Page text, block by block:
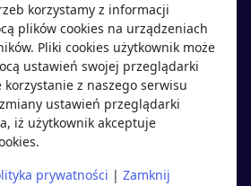
Pracodawcy
Regulamin pracodawcy
Dodaj ogłoszenie
korzystamy z informacji
plików cookies na urządzeniach
Pliki cookies użytkownik może
ustawień swojej przeglądarki
z naszego serwisu
ustawień przeglądarki
iż użytkownik akceptuje
prywatności | Zamknij